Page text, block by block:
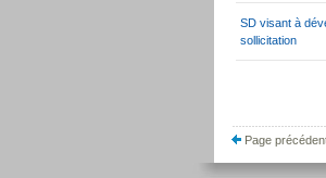
SD visant à
sollicitation
Page